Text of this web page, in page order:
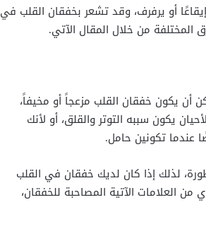
أو يرفرف، وقد تشعر بخفقان القلب في
المختلفة من خلال المقال الآتي.
أن يكون خفقان القلب مزعجاً أو مخيفاً،
يكون سببه التوتر والقلق، أو لأنك
عندما تكونين حامل.
لذلك إذا كان لديك خفقان في القلب
العلامات الآتية المصاحبة للخفقان،